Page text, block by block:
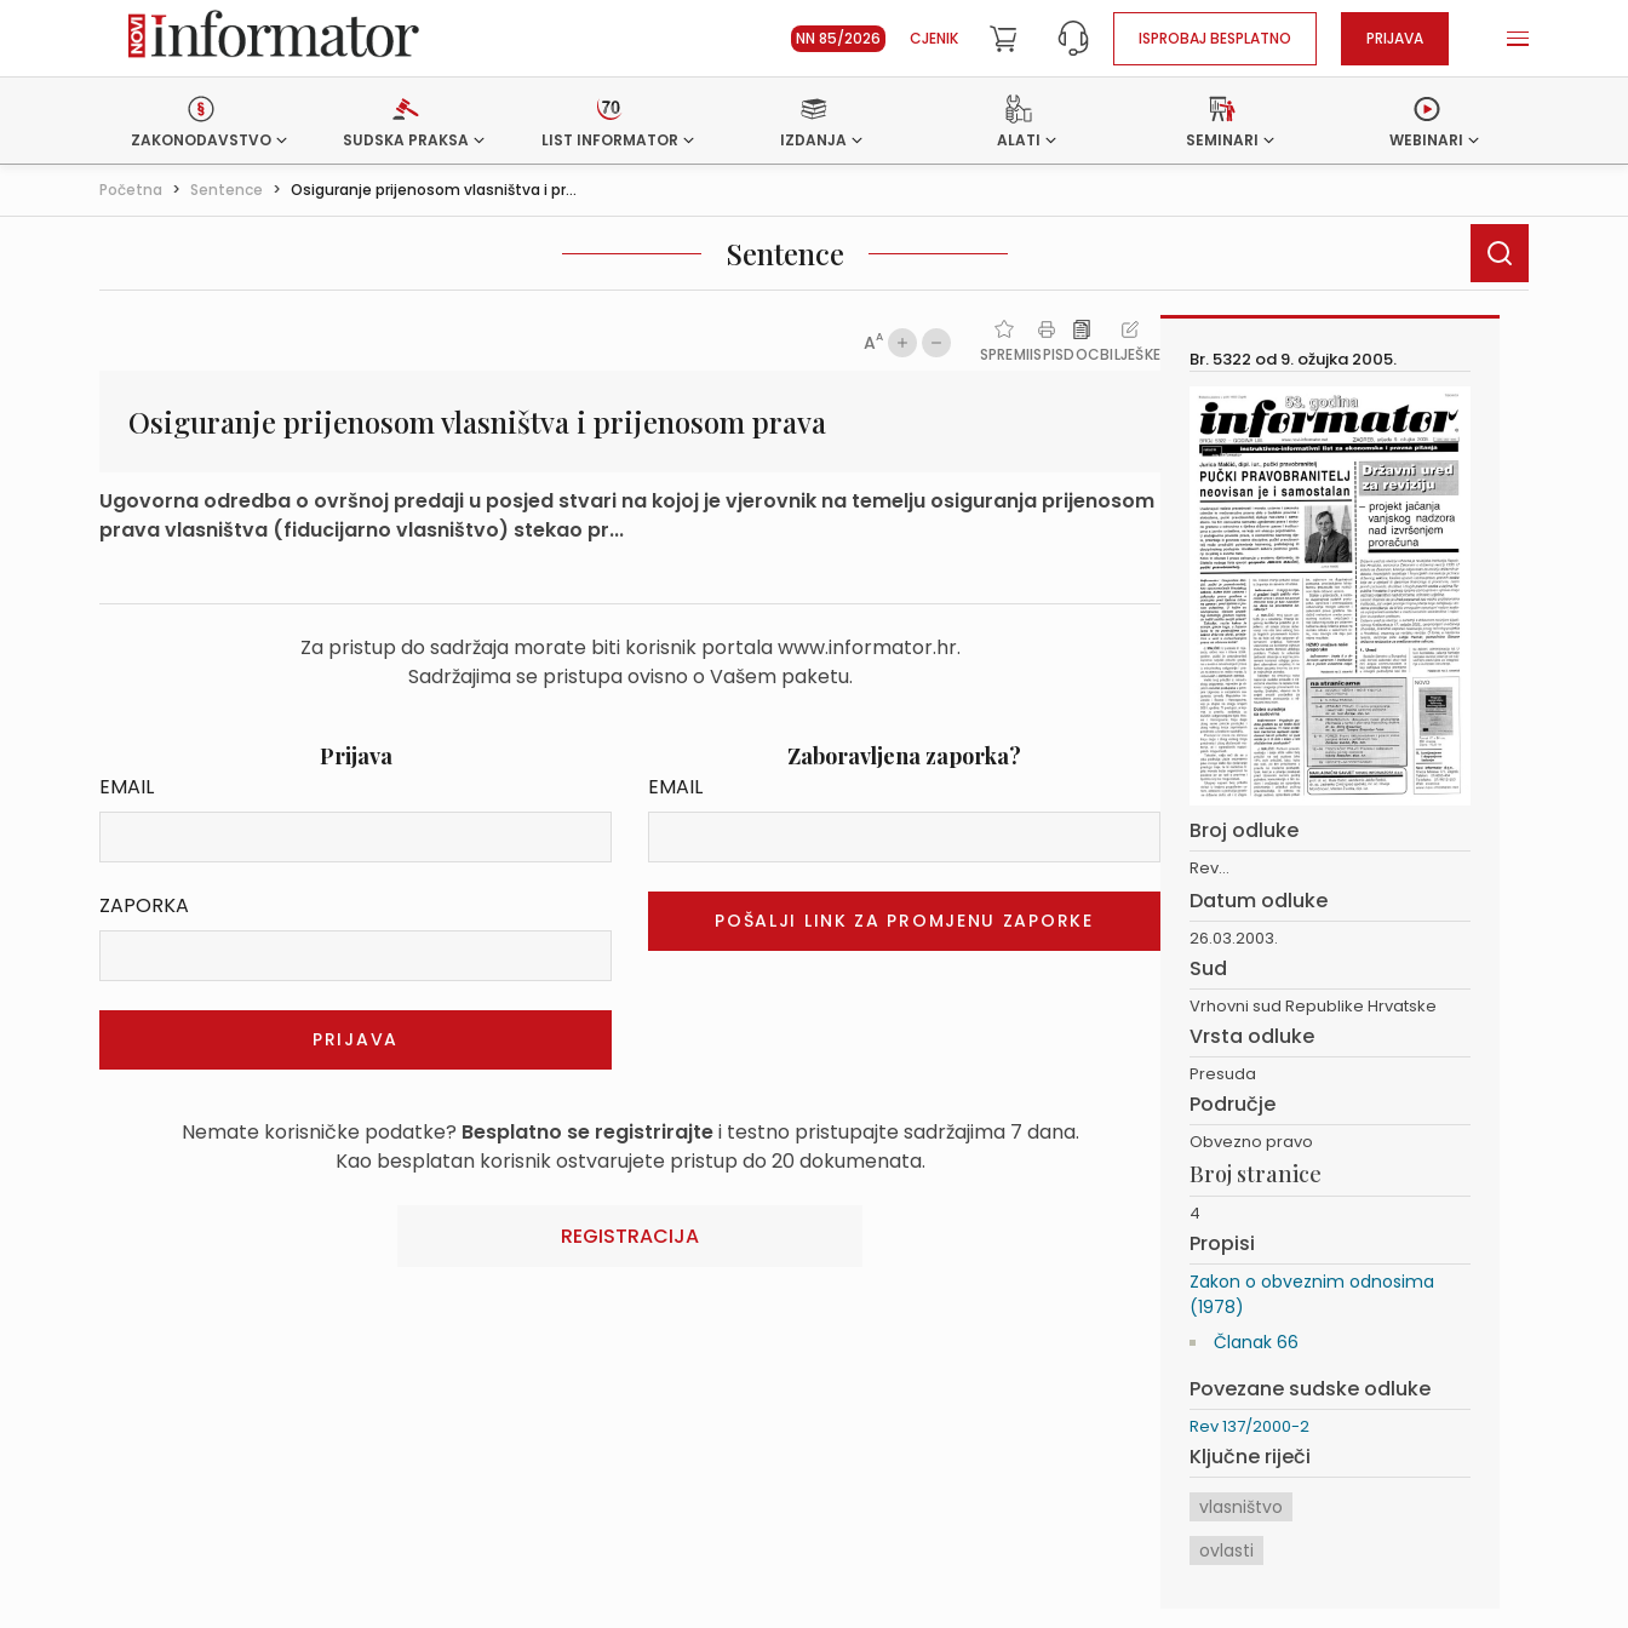
NN 85/2026 CJENIK ISPROBAJ BESPLATNO PRIJAVA
ZAKONODAVSTVO SUDSKA PRAKSA LIST INFORMATOR IZDANJA ALATI SEMINARI WEBINARI
Početna > Sentence > Osiguranje prijenosom vlasništva i pr...
Sentence
AA
SPREMIISPISDOCBILJEŠKE
Osiguranje prijenosom vlasništva i prijenosom prava
Ugovorna odredba o ovršnoj predaji u posjed stvari na kojoj je vjerovnik na temelju osiguranja prijenosom
prava vlasništva (fiducijarno vlasništvo) stekao pr...
Za pristup do sadržaja morate biti korisnik portala www.informator.hr.
Sadržajima se pristupa ovisno o Vašem paketu.
Prijava
EMAIL
ZAPORKA
Zaboravljena zaporka?
EMAIL
Nemate korisničke podatke? Besplatno se registrirajtei testno pristupajte sadržajima 7 dana.
Kao besplatan korisnik ostvarujete pristup do 20 dokumenata.
REGISTRACIJA
Br. 5322 od 9. ožujka 2005.
Broj odluke
Rev...
Datum odluke
26.03.2003.
Sud
Vrhovni sud Republike Hrvatske
Vrsta odluke
Presuda
Područje
Obvezno pravo
Broj stranice
4
Propisi
Zakon o obveznim odnosima
(1978)
Članak 66
Povezane sudske odluke
Rev 137/2000-2
Ključne riječi
vlasništvo
ovlasti